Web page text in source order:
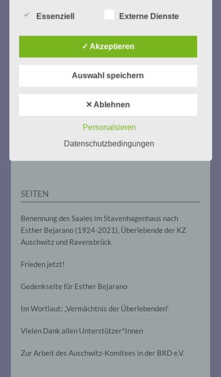
Gedenken als Erinnerung für eine Zukunft, die ein
Vom 20. April bis 14. Juni 2026
ZUM NACHLESEN
Der Stutthof-Prozess
SEITEN
Benennung des Saales im Stavenhagenhaus nach
Esther Bejarano (1924-2021), Überlebende der KZ
Auschwitz und Ravensbrück
Frieden jetzt!
Gedenkseite für Esther Bejarano
Im Wortlaut: „Vermächtnis der Überlebenden“
Vielen Dank allen Unterstützer*Innen
Zur Arbeit des Auschwitz-Komitees in der BRD e.V.
psychischen, wirtschaftlichen, kulturellen
Person sind, identifiziert werden kann.
deren personenbezogene Daten von dem
verarbeitet werden.
im Zusammenhang mit
personenbezogenen Daten wie das
Erheben, das Erfassen, die Organisation,
das Ordnen, die Speicherung, die
Anpassung oder Veränderung, das
Verbreitung oder eine andere Form der
Verknüpfung, die Einschränkung, das
Markierung gespeicherter
Essenziell Externe Dienste
✓ Akzeptieren
Auswahl speichern
✕ Ablehnen
Personalsieren
Datenschutzbedingungen